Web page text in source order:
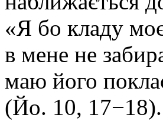
«Я бо кладу
в мене не
маю його
(Йо. 10, 17−18).